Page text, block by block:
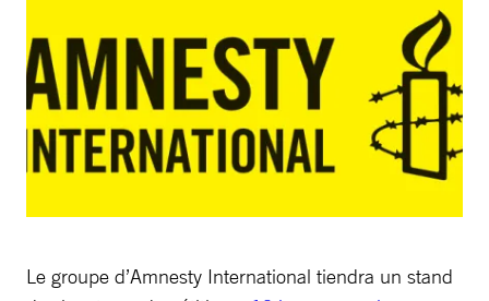
Le groupe d’Amnesty International tiendra un stand